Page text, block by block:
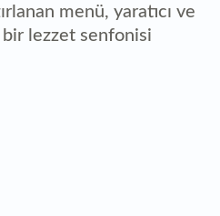
menü, yaratıcı ve
lezzet senfonisi